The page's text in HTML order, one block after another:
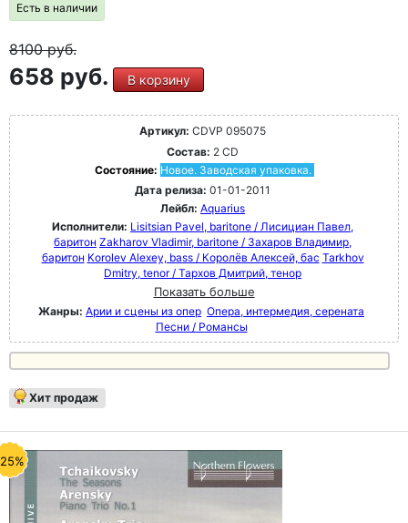
Есть в наличии
8100руб.
658 руб. В корзину
Артикул: CDVP 095075
Состав: 2 CD
Состояние: Новое. Заводская упаковка.
Дата релиза: 01-01-2011
Лейбл: Aquarius
Исполнители: Lisitsian Pavel, baritone / Лисициан Павел,
баритон Zakharov Vladimir, baritone / Захаров Владимир,
баритон Korolev Alexey, bass / Королёв Алексей, бас Tarkhov
Dmitry, tenor / Тархов Дмитрий, тенор
Показать больше
Жанры: Арии и сцены из опер Опера, интермедия, серената
Песни / Романсы
Хит продаж